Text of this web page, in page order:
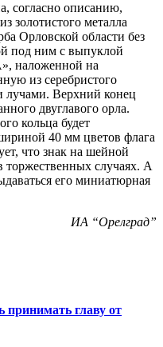
согласно описанию,
золотистого металла
Орловской области без
под ним с выпуклой
наложенной на
из серебристого
лучами. Верхний конец
двуглавого орла.
кольца будет
40 мм цветов флага
что знак на шейной
торжественных случаях. А
его миниатюрная
ИА “Орелград”
принимать главу от